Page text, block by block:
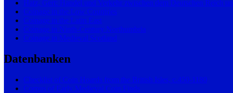
Hatz, Gert: Handel und Verkehr zwischen dem Deutschen Reich
Coinage in the Low Countries
Coinage in the Latin East
Coinage in Ninth-Century Northumbria
Coinage in Medieval Scotland
Datenbanken
Checklist of Coin Hoards from the British Isles, c.450-1180
Corpus of Early Medieval Coin Finds